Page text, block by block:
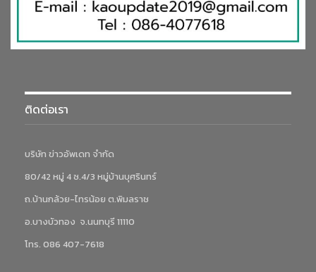
ติดต่อเรา
บริษัท ข่าวอัพเดท จำกัด
80/42 หมู่ 4 ซ.4/3 หมู่บ้านบุศรินทร์
ถ.บ้านกล้วย-ไทรน้อย ต.พิมลราช
อ.บางบัวทอง จ.นนทบุรี 11110
โทร. 086 407-7618